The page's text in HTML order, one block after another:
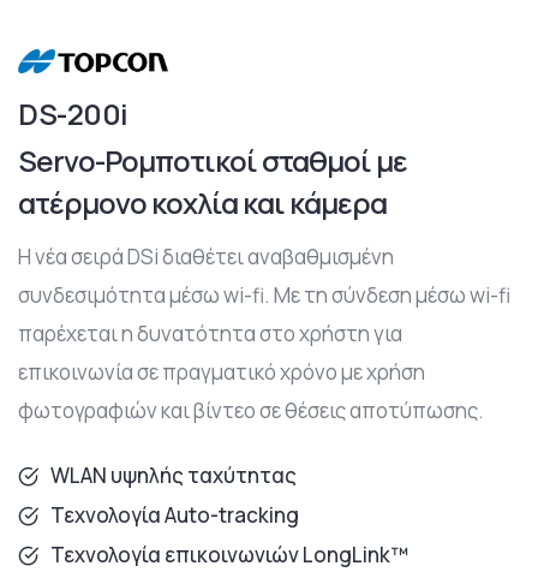
DS-200i
Servo-Ρομποτικοί σταθμοί με
ατέρμονο κοχλία και κάμερα
Η νέα σειρά DSi διαθέτει αναβαθμισμένη
συνδεσιμότητα μέσω wi-fi. Με τη σύνδεση μέσω wi-fi
παρέχεται η δυνατότητα στο χρήστη για
επικοινωνία σε πραγματικό χρόνο με χρήση
φωτογραφιών και βίντεο σε θέσεις αποτύπωσης.
WLAN υψηλής ταχύτητας
Τεχνολογία Auto-tracking
Τεχνολογία επικοινωνιών LongLink™